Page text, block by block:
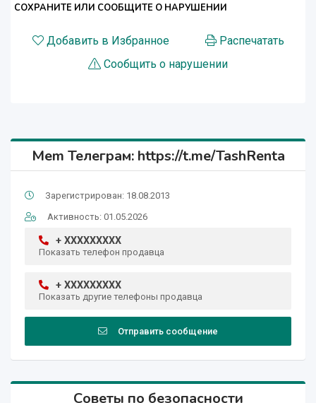
СОХРАНИТЕ ИЛИ СООБЩИТЕ О НАРУШЕНИИ
Добавить в Избранное
Распечатать
Сообщить о нарушении
Mem Телеграм: https://t.me/TashRenta
Зарегистрирован: 18.08.2013
Активность: 01.05.2026
+ XXXXXXXXX
Показать телефон продавца
+ XXXXXXXXX
Показать другие телефоны продавца
Отправить сообщение
Советы по безопасности